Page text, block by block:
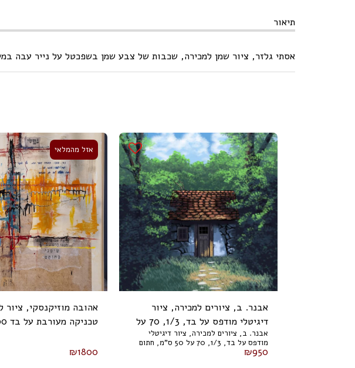
תיאור
אסתי גלזר, ציור שמן למכירה, שכבות של צבע שמן בשפכטל על נייר עבה במיוחד, 70 על
אבנר. ב, ציורים למכירה, ציור
דיגיטלי מודפס על בד, 1/3, 70 על
50 ס"מ, חתום
אבנר. ב, ציורים למכירה, ציור דיגיטלי
מודפס על בד, 1/3, 70 על 50 ס"מ, חתום
₪950
אזל מהמלאי
אהובה מוזיקנסקי, ציור
₪1800